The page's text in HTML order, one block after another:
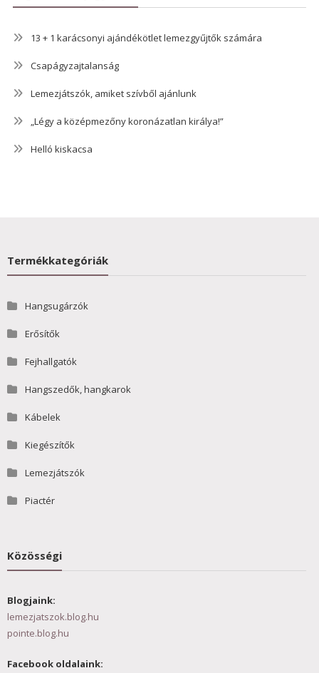
13 + 1 karácsonyi ajándékötlet lemezgyűjtők számára
Csapágyzajtalanság
Lemezjátszók, amiket szívből ajánlunk
„Légy a középmezőny koronázatlan királya!”
Helló kiskacsa
Termékkategóriák
Hangsugárzók
Erősítők
Fejhallgatók
Hangszedők, hangkarok
Kábelek
Kiegészítők
Lemezjátszók
Piactér
Közösségi
Blogjaink:
lemezjatszok.blog.hu
pointe.blog.hu
Facebook oldalaink: